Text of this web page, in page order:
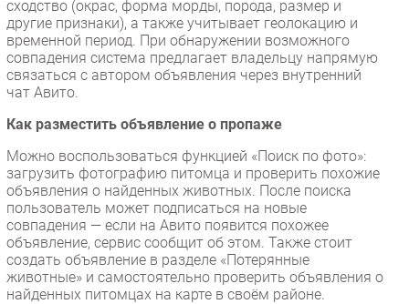
сходство (окрас, форма морды, порода, размер и
другие признаки), а также учитывает геолокацию и
временной период. При обнаружении возможного
совпадения система предлагает владельцу напрямую
связаться с автором объявления через внутренний
чат Авито.
Как разместить объявление о пропаже
Можно воспользоваться функцией «Поиск по фото»:
загрузить фотографию питомца и проверить похожие
объявления о найденных животных. После поиска
пользователь может подписаться на новые
совпадения — если на Авито появится похожее
объявление, сервис сообщит об этом. Также стоит
создать объявление в разделе «Потерянные
животные» и самостоятельно проверить объявления о
найденных питомцах на карте в своём районе.